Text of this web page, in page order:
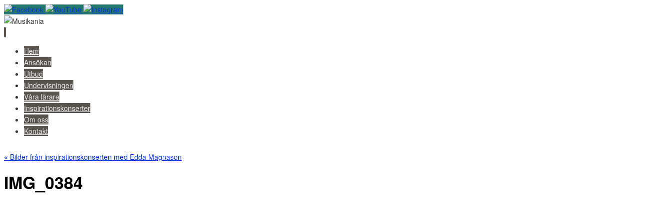
Skip
content
Hem
Ansökan
Utbud
Undervisningen
Våra lärare
Inspirationskonserter
Om oss
Kontakt
« Bilder från inspirationskonserten med Edda Magnason
IMG_0384